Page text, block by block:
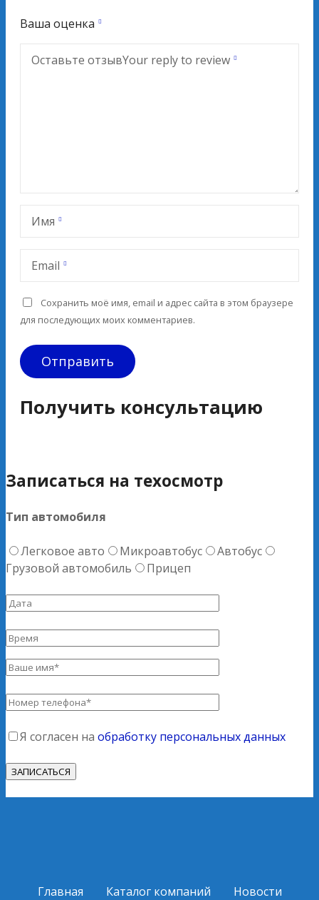
Ваша оценка
Оставьте отзывYour reply to review
Имя
Email
Сохранить моё имя, email и адрес сайта в этом браузере
для последующих моих комментариев.
Получить консультацию
Записаться на техосмотр
Тип автомобиля
Легковое авто Микроавтобус
Автобус
Грузовой автомобиль
Прицеп
Я согласен на обработку персональных данных
Главная Каталог компаний Новости